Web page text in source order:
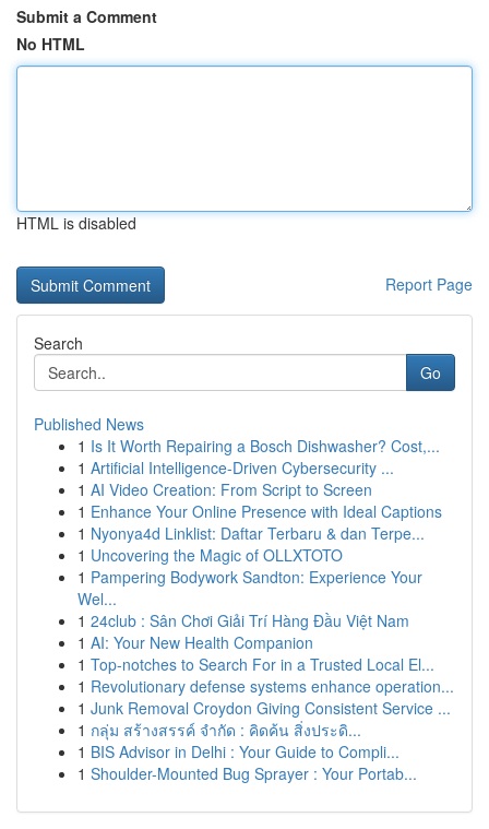
Submit a Comment
No HTML
HTML is disabled
Report Page
Search
Go
Published News
1 Is It Worth Repairing a Bosch Dishwasher? Cost,...
1 Artificial Intelligence-Driven Cybersecurity ...
1 AI Video Creation: From Script to Screen
1 Enhance Your Online Presence with Ideal Captions
1 Nyonya4d Linklist: Daftar Terbaru & dan Terpe...
1 Uncovering the Magic of OLLXTOTO
1 Pampering Bodywork Sandton: Experience Your
Wel...
1 24club : Sân Chơi Giải Trí Hàng Đầu Việt Nam
1 AI: Your New Health Companion
1 Top-notches to Search For in a Trusted Local El...
1 Revolutionary defense systems enhance operation...
1 Junk Removal Croydon Giving Consistent Service ...
1 กลุ่ม สร้างสรรค์ จำกัด : คิดค้น สิ่งประดิ...
1 BIS Advisor in Delhi : Your Guide to Compli...
1 Shoulder-Mounted Bug Sprayer : Your Portab...